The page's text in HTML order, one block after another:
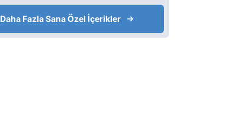
Daha Fazla Sana Özel İçerikler